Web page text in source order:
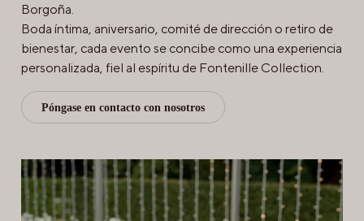
Borgoña.
Boda íntima, aniversario, comité de dirección o retiro de
bienestar, cada evento se concibe como una experiencia
personalizada, fiel al espíritu de Fontenille Collection.
Póngase en contacto con nosotros